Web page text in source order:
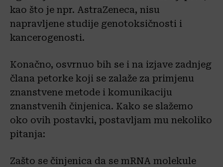
kao što je npr. AstraZeneca, nisu
napravljene studije genotoksičnosti i
kancerogenosti.
Konačno, osvrnuo bih se i na izjave zadnjeg
člana petorke koji se zalaže za primjenu
znanstvene metode i komunikaciju
znanstvenih činjenica. Kako se slažemo
oko ovih postavki, postavljam mu nekoliko
pitanja:
Zašto se činjenica da se mRNA molekule